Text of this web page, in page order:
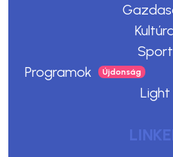
Sport
Programok
Light